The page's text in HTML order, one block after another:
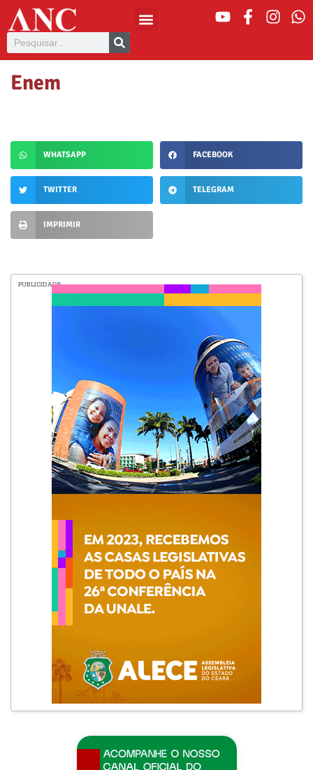
Enem
WHATSAPP FACEBOOK
TWITTER TELEGRAM
IMPRIMIR
PUBLICIDADE